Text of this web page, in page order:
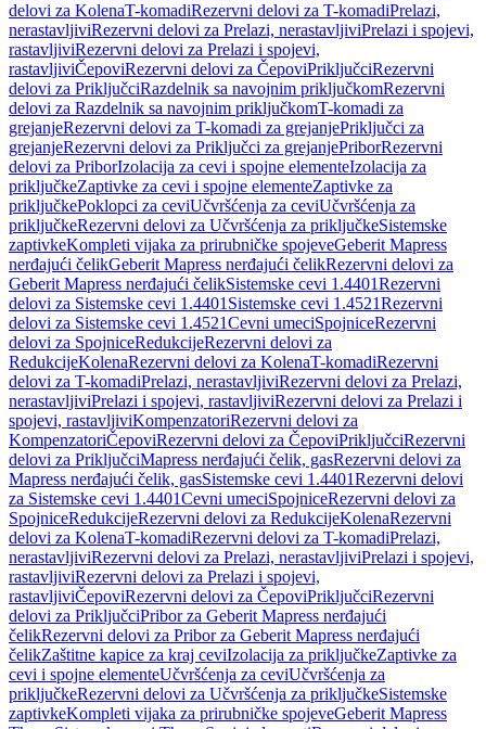
delovi za KolenaT-komadiRezervni delovi za T-komadiPrelazi,
nerastavljiviRezervni delovi za Prelazi, nerastavljiviPrelazi i spojevi,
rastavljiviRezervni delovi za Prelazi i spojevi,
rastavljiviČepoviRezervni delovi za ČepoviPriključciRezervni
delovi za PriključciRazdelnik sa navojnim priključkomRezervni
delovi za Razdelnik sa navojnim priključkomT-komadi za
grejanjeRezervni delovi za T-komadi za grejanjePriključci za
grejanjeRezervni delovi za Priključci za grejanjePriborRezervni
delovi za PriborIzolacija za cevi i spojne elementeIzolacija za
priključkeZaptivke za cevi i spojne elementeZaptivke za
priključkePoklopci za ceviUčvršćenja za ceviUčvršćenja za
priključkeRezervni delovi za Učvršćenja za priključkeSistemske
zaptivkeKompleti vijaka za prirubničke spojeveGeberit Mapress
nerđajući čelikGeberit Mapress nerđajući čelikRezervni delovi za
Geberit Mapress nerđajući čelikSistemske cevi 1.4401Rezervni
delovi za Sistemske cevi 1.4401 Sistemske cevi 1.4521Rezervni
delovi za Sistemske cevi 1.4521Cevni umeciSpojniceRezervni
delovi za SpojniceRedukcijeRezervni delovi za
RedukcijeKolenaRezervni delovi za KolenaT-komadiRezervni
delovi za T-komadiPrelazi, nerastavljiviRezervni delovi za Prelazi,
nerastavljiviPrelazi i spojevi, rastavljiviRezervni delovi za Prelazi i
spojevi, rastavljiviKompenzatoriRezervni delovi za
KompenzatoriČepoviRezervni delovi za ČepoviPriključciRezervni
delovi za PriključciMapress nerđajući čelik, gasRezervni delovi za
Mapress nerđajući čelik, gasSistemske cevi 1.4401Rezervni delovi
za Sistemske cevi 1.4401Cevni umeciSpojniceRezervni delovi za
SpojniceRedukcijeRezervni delovi za RedukcijeKolenaRezervni
delovi za KolenaT-komadiRezervni delovi za T-komadiPrelazi,
nerastavljiviRezervni delovi za Prelazi, nerastavljiviPrelazi i spojevi,
rastavljiviRezervni delovi za Prelazi i spojevi,
rastavljiviČepoviRezervni delovi za ČepoviPriključciRezervni
delovi za PriključciPribor za Geberit Mapress nerđajući
čelikRezervni delovi za Pribor za Geberit Mapress nerđajući
čelikZaštitne kapice za kraj ceviIzolacija za priključkeZaptivke za
cevi i spojne elementeUčvršćenja za ceviUčvršćenja za
priključkeRezervni delovi za Učvršćenja za priključkeSistemske
zaptivkeKompleti vijaka za prirubničke spojeveGeberit Mapress